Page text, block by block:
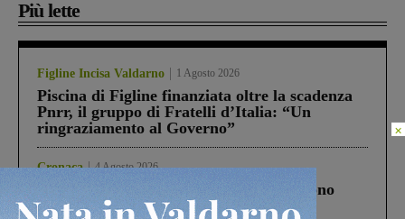
Più lette
Figline Incisa Valdarno 1 Agosto 2026
Piscina di Figline finanziata oltre la scadenza
Pnrr, il gruppo di Fratelli d’Italia: “Un
ringraziamento al Governo”
Cronaca 4 Agosto 2026
Un anno fa la strage in A1 in cui morirono
Gianni, Giulia e Franco. Lo schianto, il
×